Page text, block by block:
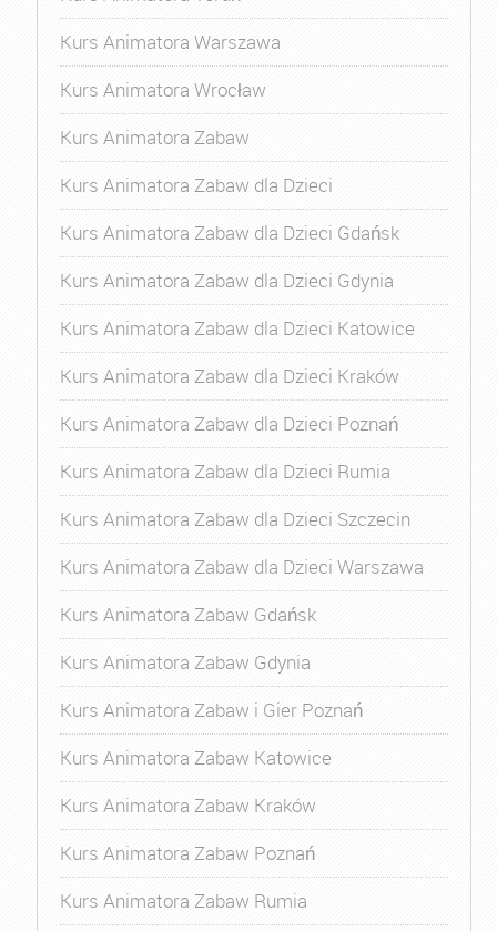
Kurs Animatora Warszawa
Kurs Animatora Wrocław
Kurs Animatora Zabaw
Kurs Animatora Zabaw dla Dzieci
Kurs Animatora Zabaw dla Dzieci Gdańsk
Kurs Animatora Zabaw dla Dzieci Gdynia
Kurs Animatora Zabaw dla Dzieci Katowice
Kurs Animatora Zabaw dla Dzieci Kraków
Kurs Animatora Zabaw dla Dzieci Poznań
Kurs Animatora Zabaw dla Dzieci Rumia
Kurs Animatora Zabaw dla Dzieci Szczecin
Kurs Animatora Zabaw dla Dzieci Warszawa
Kurs Animatora Zabaw Gdańsk
Kurs Animatora Zabaw Gdynia
Kurs Animatora Zabaw i Gier Poznań
Kurs Animatora Zabaw Katowice
Kurs Animatora Zabaw Kraków
Kurs Animatora Zabaw Poznań
Kurs Animatora Zabaw Rumia